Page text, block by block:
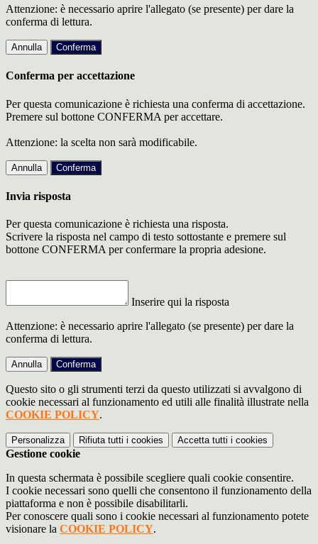
Attenzione: è necessario aprire l'allegato (se presente) per dare la
conferma di lettura.
Annulla Conferma
Conferma per accettazione
Per questa comunicazione è richiesta una conferma di accettazione.
Premere sul bottone CONFERMA per accettare.
Attenzione: la scelta non sarà modificabile.
Annulla Conferma
Invia risposta
Per questa comunicazione è richiesta una risposta.
Scrivere la risposta nel campo di testo sottostante e premere sul
bottone CONFERMA per confermare la propria adesione.
Inserire qui la risposta
Attenzione: è necessario aprire l'allegato (se presente) per dare la
conferma di lettura.
Annulla Conferma
Questo sito o gli strumenti terzi da questo utilizzati si avvalgono di
cookie necessari al funzionamento ed utili alle finalità illustrate nella
COOKIE POLICY.
Personalizza Rifiuta tutti i cookies Accetta tutti i cookies
Gestione cookie
In questa schermata è possibile scegliere quali cookie consentire.
I cookie necessari sono quelli che consentono il funzionamento della
piattaforma e non è possibile disabilitarli.
Per conoscere quali sono i cookie necessari al funzionamento potete
visionare la COOKIE POLICY.